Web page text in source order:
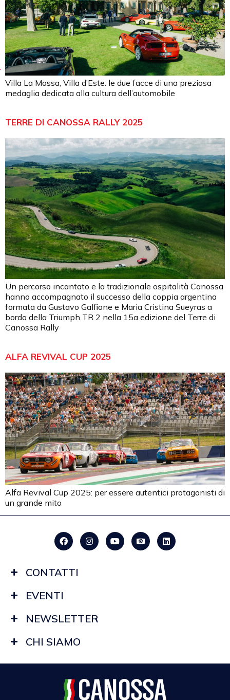
Villa La Massa, Villa d’Este: le due facce di una preziosa
medaglia dedicata alla cultura dell’automobile
TERRE DI CANOSSA RALLY 2025
Un percorso incantato e la tradizionale ospitalità Canossa
hanno accompagnato il successo della coppia argentina
formata da Gustavo Galfione e Maria Cristina Sueyras a
bordo della Triumph TR 2 nella 15a edizione del Terre di
Canossa Rally
ALFA REVIVAL CUP 2025
Alfa Revival Cup 2025: per essere autentici protagonisti di
un grande mito
CONTATTI
EVENTI
NEWSLETTER
CHI SIAMO